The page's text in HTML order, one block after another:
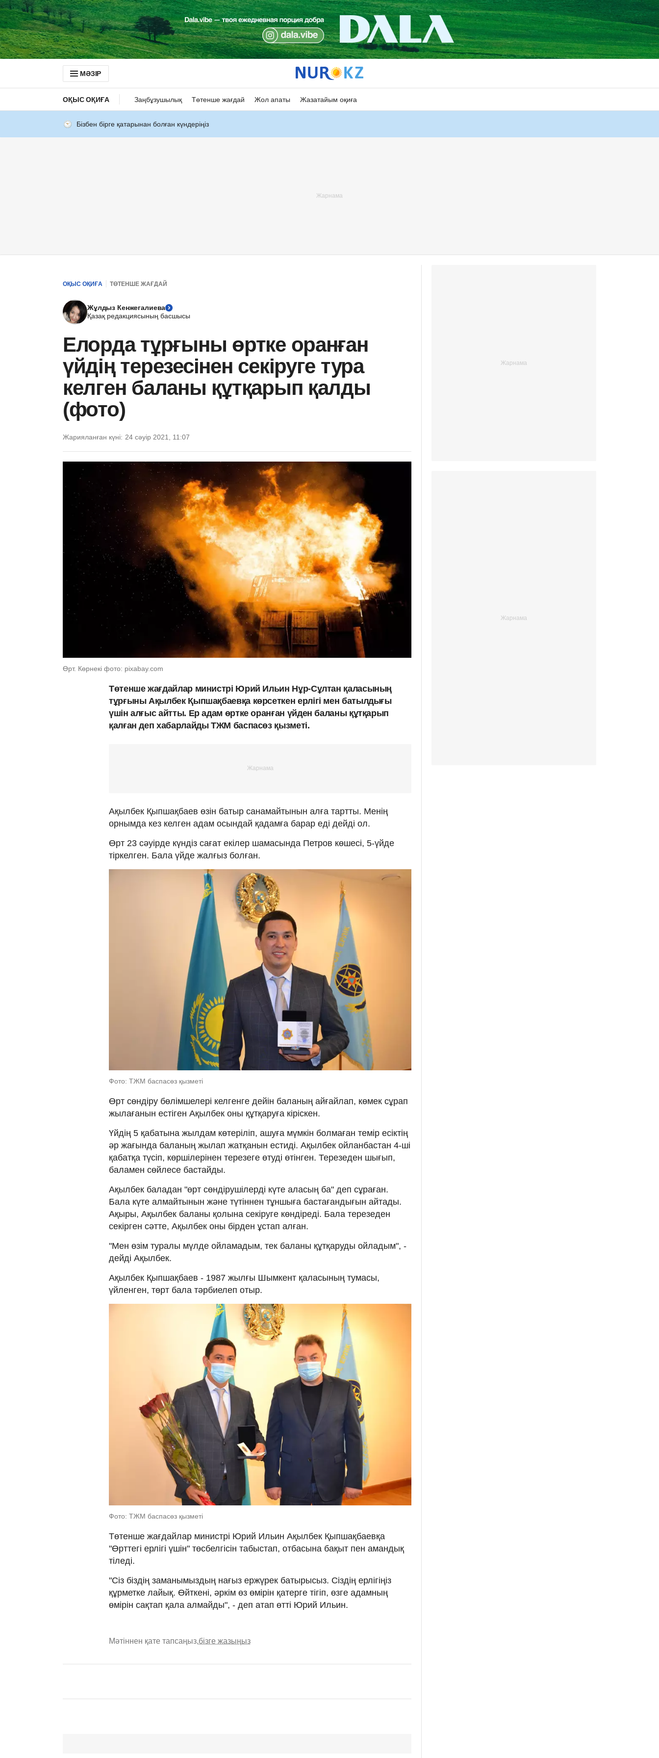
МӘЗІР
ОҚЫС ОҚИҒА Заңбұзушылық Төтенше жағдай Жол апаты Жазатайым оқиға
Бізбен бірге қатарынан болған күндеріңіз
ОҚЫС ОҚИҒА ТӨТЕНШЕ ЖАҒДАЙ
Жұлдыз Кенжегалиева
Қазақ редакциясының басшысы
Елорда тұрғыны өртке оранған
үйдің терезесінен секіруге тура
келген баланы құтқарып қалды
(фото)
Жарияланған күні: 24 сәуір 2021, 11:07
Өрт. Көрнекі фото: pixabay.com
Төтенше жағдайлар министрі Юрий Ильин Нұр-Сұлтан қаласының
тұрғыны Ақылбек Қыпшақбаевқа көрсеткен ерлігі мен батылдығы
үшін алғыс айтты. Ер адам өртке оранған үйден баланы құтқарып
қалған деп хабарлайды ТЖМ баспасөз қызметі.
Ақылбек Қыпшақбаев өзін батыр санамайтынын алға тартты. Менің
орнымда кез келген адам осындай қадамға барар еді дейді ол.
Өрт 23 сәуірде күндіз сағат екілер шамасында Петров көшесі, 5-үйде
тіркелген. Бала үйде жалғыз болған.
Фото: ТЖМ баспасөз қызметі
Өрт сөндіру бөлімшелері келгенге дейін баланың айғайлап, көмек сұрап
жылағанын естіген Ақылбек оны құтқаруға кіріскен.
Үйдің 5 қабатына жылдам көтеріліп, ашуға мүмкін болмаған темір есіктің
әр жағында баланың жылап жатқанын естиді. Ақылбек ойланбастан 4-ші
қабатқа түсіп, көршілерінен терезеге өтуді өтінген. Терезеден шығып,
баламен сөйлесе бастайды.
Ақылбек баладан "өрт сөндірушілерді күте аласың ба" деп сұраған.
Бала күте алмайтынын және түтіннен тұншыға бастағандығын айтады.
Ақыры, Ақылбек баланы қолына секіруге көндіреді. Бала терезеден
секірген сәтте, Ақылбек оны бірден ұстап алған.
"Мен өзім туралы мүлде ойламадым, тек баланы құтқаруды ойладым", -
дейді Ақылбек.
Ақылбек Қыпшақбаев - 1987 жылғы Шымкент қаласының тумасы,
үйленген, төрт бала тәрбиелеп отыр.
Фото: ТЖМ баспасөз қызметі
Төтенше жағдайлар министрі Юрий Ильин Ақылбек Қыпшақбаевқа
"Өрттегі ерлігі үшін" төсбелгісін табыстап, отбасына бақыт пен амандық
тіледі.
"Сіз біздің заманымыздың нағыз ержүрек батырысыз. Сіздің ерлігіңіз
құрметке лайық. Өйткені, әркім өз өмірін қатерге тігіп, өзге адамның
өмірін сақтап қала алмайды", - деп атап өтті Юрий Ильин.
Мәтіннен қате тапсаңыз,бізге жазыңыз